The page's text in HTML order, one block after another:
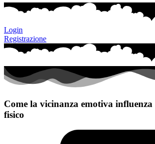
Login
Registrazione
Come la vicinanza emotiva influenza
fisico